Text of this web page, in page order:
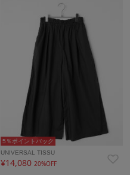
5％ポイントバック
UNIVERSAL TISSU
¥14,08020%OFF